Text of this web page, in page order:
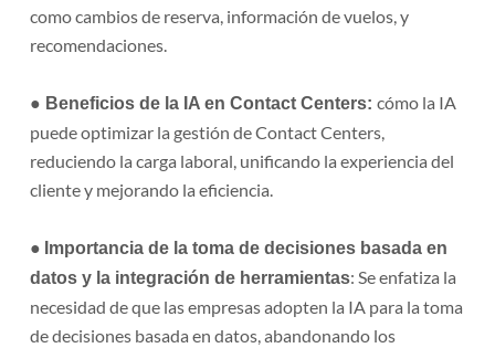
como cambios de reserva, información de vuelos, y
recomendaciones.
● Beneficios de la IA en Contact Centers:cómo la IA
puede optimizar la gestión de Contact Centers,
reduciendo la carga laboral, unificando la experiencia del
cliente y mejorando la eficiencia.
● Importancia de la toma de decisiones basada en
datos y la integración de herramientas: Se enfatiza la
necesidad de que las empresas adopten la IA para la toma
de decisiones basada en datos, abandonando los